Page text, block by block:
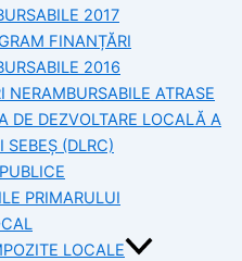
2017
FINANȚĂRI
2016
NERAMBURSABILE ATRASE
DE DEZVOLTARE LOCALĂ A
(DLRC)
PRIMARULUI
LOCALE